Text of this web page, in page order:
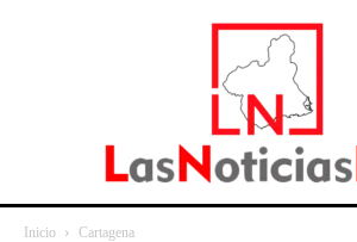
Inicio Cartagena